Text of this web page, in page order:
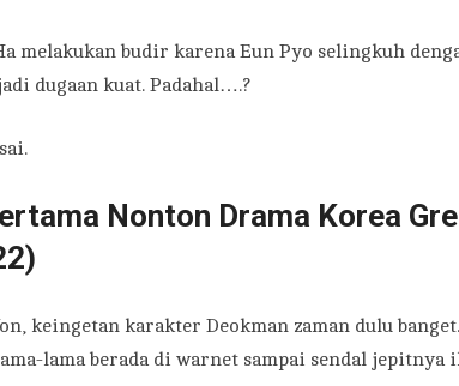
melakukan budir karena Eun Pyo selingkuh
dugaan kuat. Padahal….?
Nonton Drama Korea
keingetan karakter Deokman zaman dulu
lama berada di warnet sampai sendal jepitnya